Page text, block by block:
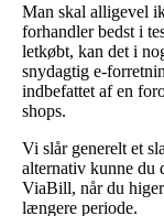
Man skal alligevel
forhandler bedst i
letkøbt, kan det i
snydagtig e-
indbefattet af en
shops.
Vi slår generelt et
alternativ kunne du
ViaBill, når du
længere periode.